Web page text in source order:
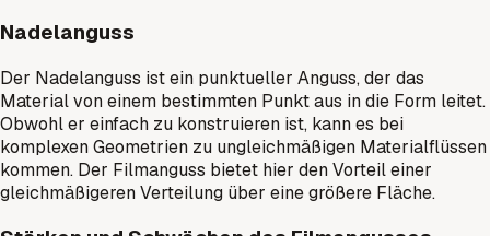
Nadelanguss
Der Nadelanguss ist ein punktueller Anguss, der das
Material von einem bestimmten Punkt aus in die Form leitet.
Obwohl er einfach zu konstruieren ist, kann es bei
komplexen Geometrien zu ungleichmäßigen Materialflüssen
kommen. Der Filmanguss bietet hier den Vorteil einer
gleichmäßigeren Verteilung über eine größere Fläche.